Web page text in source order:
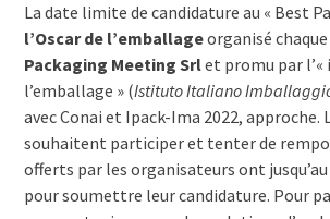
La date limite de candidature au « Best
l’Oscar de l’emballageorganisé
Packaging Meeting Srlet promu par
l’emballage » (Istituto Italiano
avec Conai et Ipack-Ima 2022, approche.
souhaitent participer et tenter de
offerts par les organisateurs ont jusqu’au
pour soumettre leur candidature. Pour